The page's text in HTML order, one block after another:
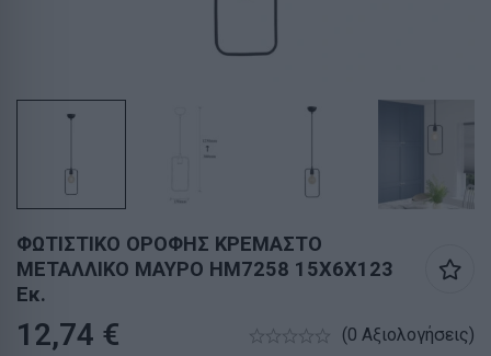
ΦΩΤΙΣΤΙΚΟ ΟΡΟΦΗΣ ΚΡΕΜΑΣΤΟ
ΜΕΤΑΛΛΙΚΟ ΜΑΥΡΟ HM7258 15Χ6Χ123
Εκ.
12,74 € (0 Αξιολογήσεις)